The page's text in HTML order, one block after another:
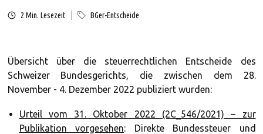
2 Min. Lesezeit BGer-Entscheide
Übersicht über die steuerrechtlichen Entscheide des
Schweizer Bundesgerichts, die zwischen dem 28.
November - 4. Dezember 2022 publiziert wurden:
Urteil vom 31. Oktober 2022 (2C_546/2021) – zur
Publikation vorgesehen: Direkte Bundessteuer und